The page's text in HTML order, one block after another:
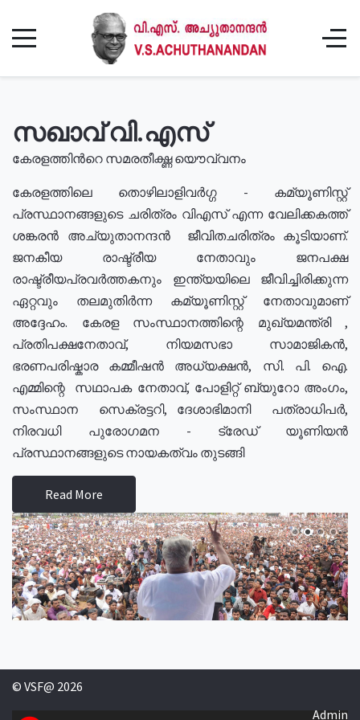
സഖാവ് വി.എസ്
കേരളത്തിൻറെ സമരതീക്ഷ്ണ യൌവ്വനം
കേരളത്തിലെ തൊഴിലാളിവർഗ്ഗ - കമ്യൂണിസ്റ്റ്
പ്രസ്ഥാനങ്ങളുടെ ചരിത്രം വിഎസ് എന്ന വേലിക്കകത്ത്
ശങ്കരൻ അച്യുതാനന്ദൻ ജീവിതചരിത്രം കൂടിയാണ്.
ജനകീയ രാഷ്ട്രീയ നേതാവും ജനപക്ഷ
രാഷ്ട്രീയപ്രവർത്തകനും ഇന്ത്യയിലെ ജീവിച്ചിരിക്കുന്ന
ഏറ്റവും തലമുതിർന്ന കമ്യൂണിസ്റ്റ് നേതാവുമാണ്
അദ്ദേഹം. കേരള സംസ്ഥാനത്തിന്റെ മുഖ്യമന്ത്രി ,
പ്രതിപക്ഷനേതാവ്, നിയമസഭാ സാമാജികൻ,
ഭരണപരിഷ്കാര കമ്മീഷൻ അധ്യക്ഷൻ, സി. പി. ഐ.
എമ്മിന്റെ സഥാപക നേതാവ്, പോളിറ്റ് ബ്യുറോ അംഗം,
സംസ്ഥാന സെക്രട്ടറി, ദേശാഭിമാനി പത്രാധിപർ,
നിരവധി പുരോഗമന - ട്രേഡ് യൂണിയൻ
പ്രസ്ഥാനങ്ങളുടെ നായകത്വം തുടങ്ങി
Read More
© VSF@ 2026
Admin